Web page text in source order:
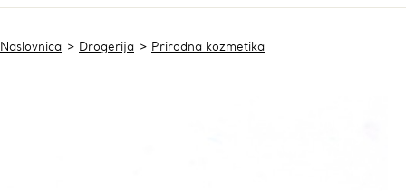
Naslovnica Drogerija Prirodna kozmetika